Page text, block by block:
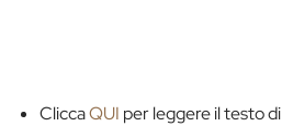
CliccaQUI per leggere il testo di